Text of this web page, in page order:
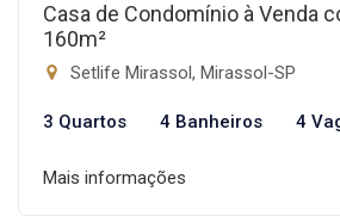
Casa de Condomínio à Venda
160m²
Setlife Mirassol, Mirassol-SP
3 Quartos 4 Banheiros 4
Mais informações